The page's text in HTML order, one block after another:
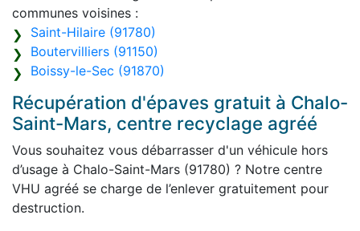
communes voisines :
Saint-Hilaire (91780)
Boutervilliers (91150)
Boissy-le-Sec (91870)
Récupération d'épaves gratuit à Chalo-
Saint-Mars, centre recyclage agréé
Vous souhaitez vous débarrasser d'un véhicule hors
d’usage à Chalo-Saint-Mars (91780) ? Notre centre
VHU agréé se charge de l’enlever gratuitement pour
destruction.